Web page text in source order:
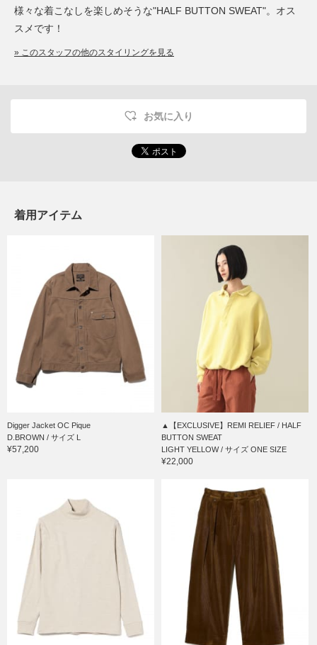
様々な着こなしを楽しめそうな"HALF BUTTON SWEAT"。オス
スメです！
» このスタッフの他のスタイリングを見る
お気に入り
着用アイテム
Digger Jacket OC Pique
D.BROWN / サイズ L
¥57,200
▲【EXCLUSIVE】REMI RELIEF / HALF
BUTTON SWEAT
LIGHT YELLOW / サイズ ONE SIZE
¥22,000